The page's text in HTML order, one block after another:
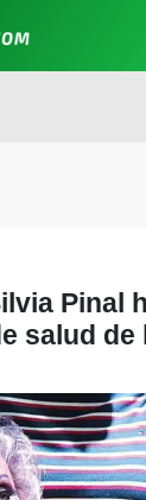
Pinal
salud de